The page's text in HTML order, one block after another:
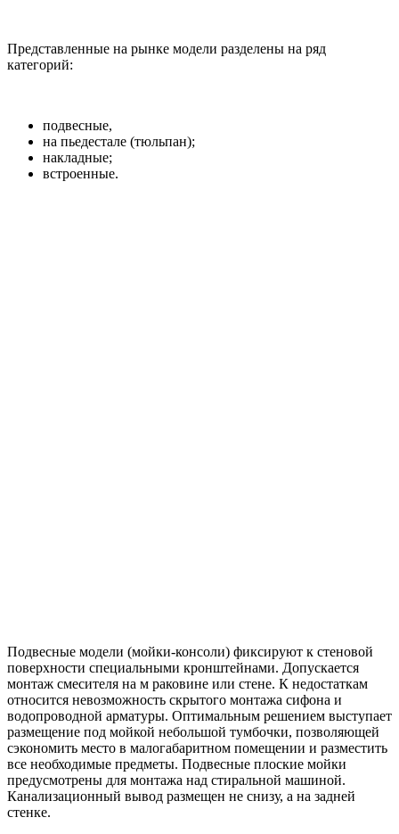
Представленные на рынке модели разделены на ряд
категорий:
подвесные,
на пьедестале (тюльпан);
накладные;
встроенные.
Подвесные модели (мойки-консоли) фиксируют к стеновой
поверхности специальными кронштейнами. Допускается
монтаж смесителя на м раковине или стене. К недостаткам
относится невозможность скрытого монтажа сифона и
водопроводной арматуры. Оптимальным решением выступает
размещение под мойкой небольшой тумбочки, позволяющей
сэкономить место в малогабаритном помещении и разместить
все необходимые предметы. Подвесные плоские мойки
предусмотрены для монтажа над стиральной машиной.
Канализационный вывод размещен не снизу, а на задней
стенке.